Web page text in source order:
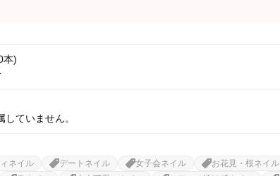
本)
していません。
ネイル デートネイル 女子会ネイル お花見・桜ネイル